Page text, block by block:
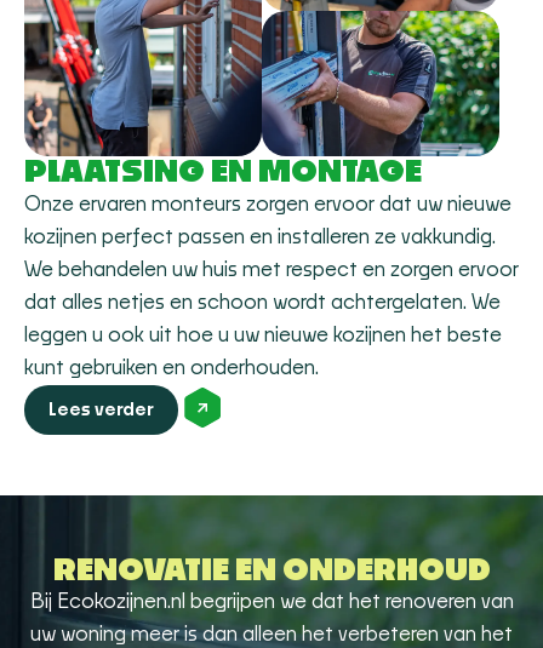
PLAATSING EN MONTAGE
Onze ervaren monteurs zorgen ervoor dat uw nieuwe
kozijnen perfect passen en installeren ze vakkundig.
We behandelen uw huis met respect en zorgen ervoor
dat alles netjes en schoon wordt achtergelaten. We
leggen u ook uit hoe u uw nieuwe kozijnen het beste
kunt gebruiken en onderhouden.
Lees verder
RENOVATIE EN ONDERHOUD
Bij Ecokozijnen.nl begrijpen we dat het renoveren van
uw woning meer is dan alleen het verbeteren van het